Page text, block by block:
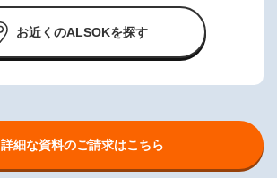
お近くのALSOKを探す
詳細な資料のご請求はこちら